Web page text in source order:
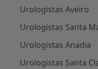
Urologistas Aveiro
Urologistas Santa
Urologistas Anadia
Urologistas Santa